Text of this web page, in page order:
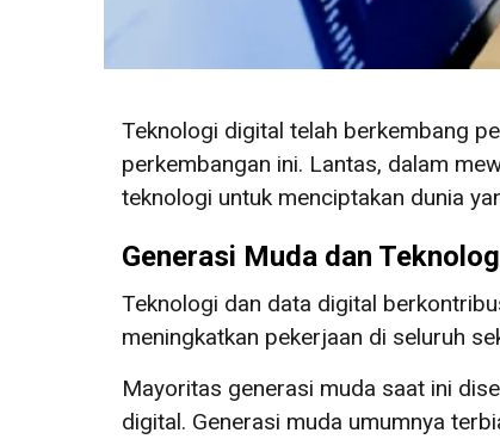
Teknologi digital telah berkembang
perkembangan ini. Lantas, dalam
teknologi untuk menciptakan dunia
Generasi Muda dan
Teknologi dan data digital
meningkatkan pekerjaan di seluruh
Mayoritas generasi muda saat ini
digital. Generasi muda umumnya